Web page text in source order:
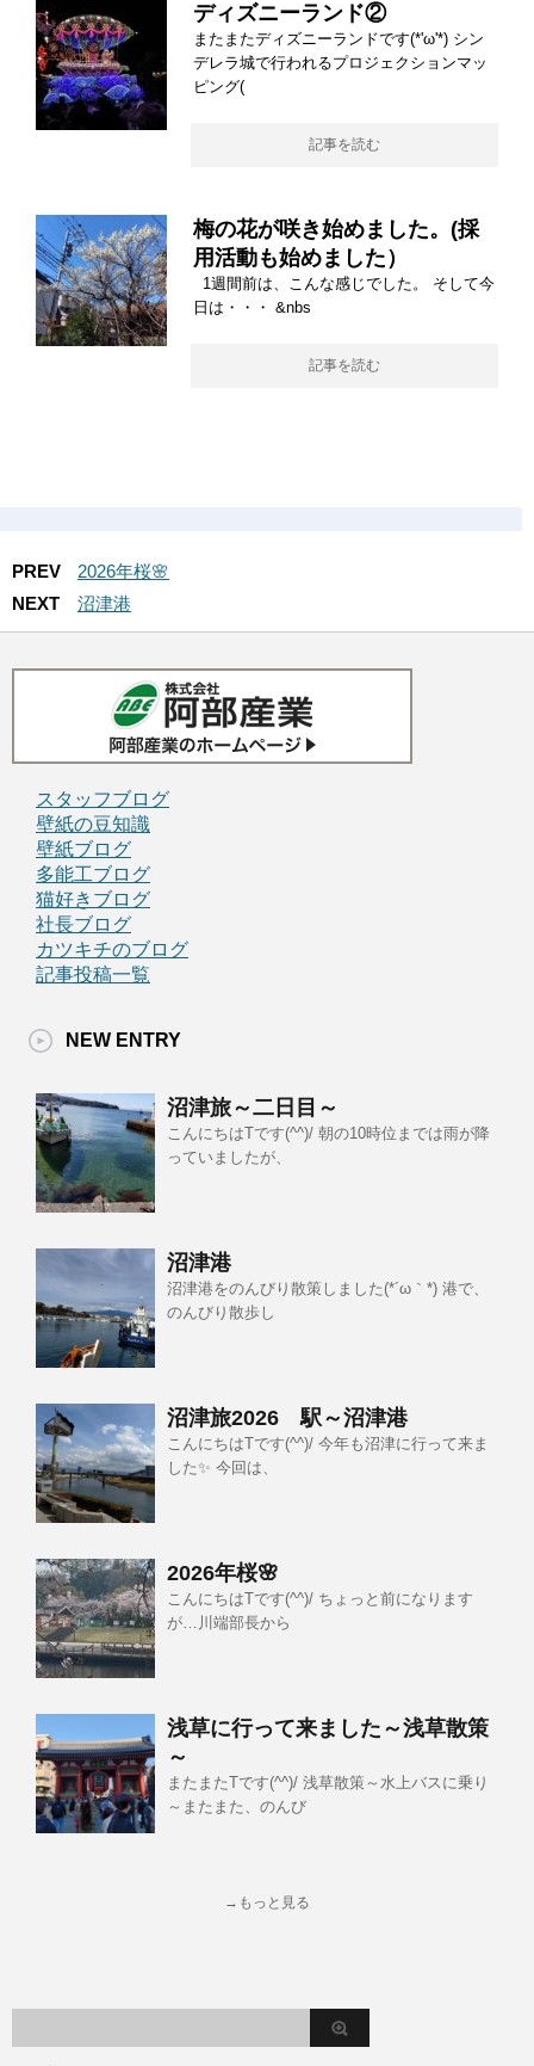
ディズニーランド②
またまたディズニーランドです(*'ω'*) シン
デレラ城で行われるプロジェクションマッ
ピング(
記事を読む
梅の花が咲き始めました。(採
用活動も始めました）
1週間前は、こんな感じでした。 そして今
日は・・・ &nbs
記事を読む
PREV
2026年桜🌸
NEXT
沼津港
スタッフブログ
壁紙の豆知識
壁紙ブログ
多能工ブログ
猫好きブログ
社長ブログ
カツキチのブログ
記事投稿一覧
NEW ENTRY
沼津旅～二日目～
こんにちはTです(^^)/ 朝の10時位までは雨が降
っていましたが、
沼津港
沼津港をのんびり散策しました(*´ω｀*) 港で、
のんびり散歩し
沼津旅2026 駅～沼津港
こんにちはTです(^^)/ 今年も沼津に行って来ま
した✨ 今回は、
2026年桜🌸
こんにちはTです(^^)/ ちょっと前になります
が…川端部長から
浅草に行って来ました～浅草散策
～
またまたTです(^^)/ 浅草散策～水上バスに乗り
～またまた、のんび
→もっと見る